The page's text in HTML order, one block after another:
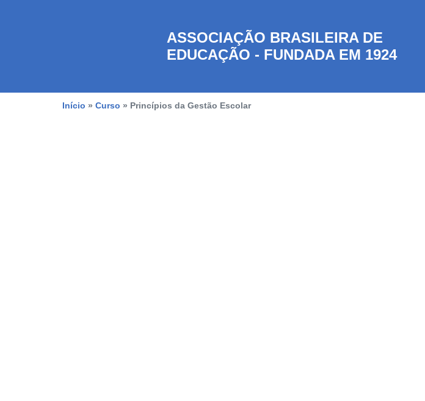
ASSOCIAÇÃO BRASILEIRA DE
EDUCAÇÃO - FUNDADA EM 1924
Início » Curso » Princípios da Gestão Escolar